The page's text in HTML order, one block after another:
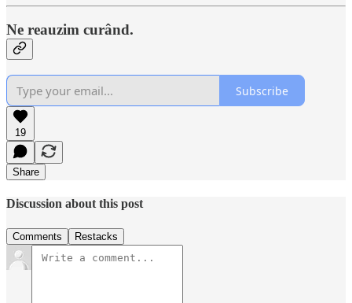
Ne reauzim curând.
Subscribe
19
Share
Discussion about this post
Comments Restacks